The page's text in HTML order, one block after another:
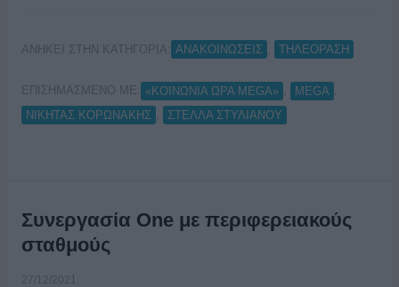
ΑΝΗΚΕΙ ΣΤΗΝ ΚΑΤΗΓΟΡΙΑ: ΑΝΑΚΟΙΝΩΣΕΙΣ ΤΗΛΕΟΡΑΣΗ
ΕΠΙΣΗΜΑΣΜΕΝΟ ΜΕ: «ΚΟΙΝΩΝΙΑ ΩΡΑ MEGA» MEGA
ΝΙΚΗΤΑΣ ΚΟΡΩΝΑΚΗΣ
ΣΤΕΛΛΑ ΣΤΥΛΙΑΝΟΥ
Συνεργασία One με περιφερειακούς
σταθμούς
27/12/2021